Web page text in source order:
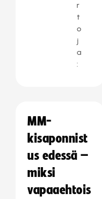
r
t
o
j
a
:
MM-
kisaponnist
us edessä –
miksi
vapaaehtois